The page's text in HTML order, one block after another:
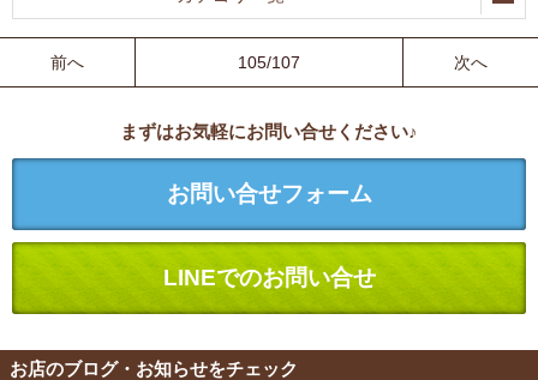
前へ 105/107 次へ
まずはお気軽にお問い合せください♪
お問い合せフォーム
LINEでのお問い合せ
お店のブログ・お知らせをチェック